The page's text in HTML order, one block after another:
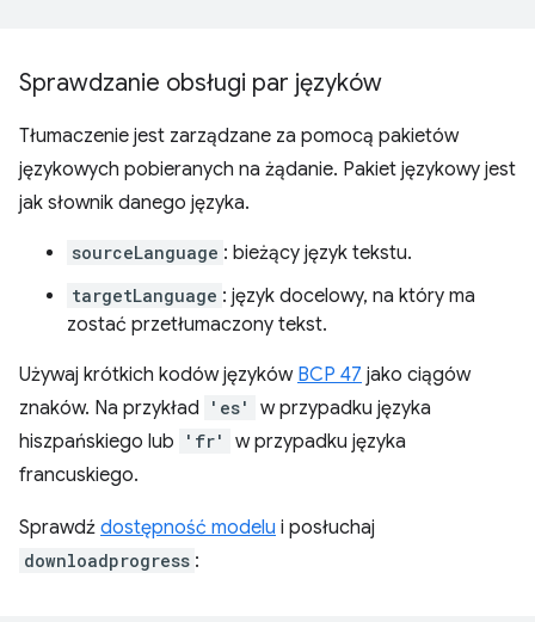
Sprawdzanie obsługi par języków
Tłumaczenie jest zarządzane za pomocą pakietów
językowych pobieranych na żądanie. Pakiet językowy jest
jak słownik danego języka.
sourceLanguage : bieżący język tekstu.
targetLanguage : język docelowy, na który ma
zostać przetłumaczony tekst.
Używaj krótkich kodów języków BCP 47 jako ciągów
znaków. Na przykład
'es'
w przypadku języka
hiszpańskiego lub
'fr'
w przypadku języka
francuskiego.
Sprawdź dostępność modelu i posłuchaj
downloadprogress :